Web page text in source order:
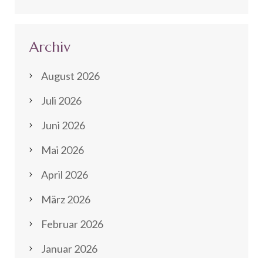
Archiv
August 2026
Juli 2026
Juni 2026
Mai 2026
April 2026
März 2026
Februar 2026
Januar 2026